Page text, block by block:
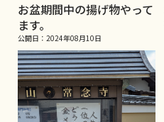
お盆期間中の揚げ物やって
ます。
公開日：2024年08月10日